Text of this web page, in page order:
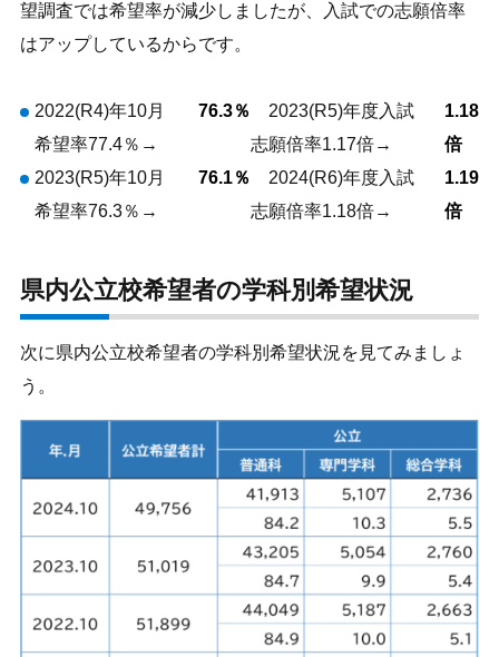
望調査では希望率が減少しましたが、入試での志願倍率
はアップしているからです。
2022(R4)年10月
希望率77.4％→
76.3％ 2023(R5)年度入試
志願倍率1.17倍→
1.18
倍
2023(R5)年10月
希望率76.3％→
76.1％ 2024(R6)年度入試
志願倍率1.18倍→
1.19
倍
県内公立校希望者の学科別希望状況
次に県内公立校希望者の学科別希望状況を見てみましょ
う。